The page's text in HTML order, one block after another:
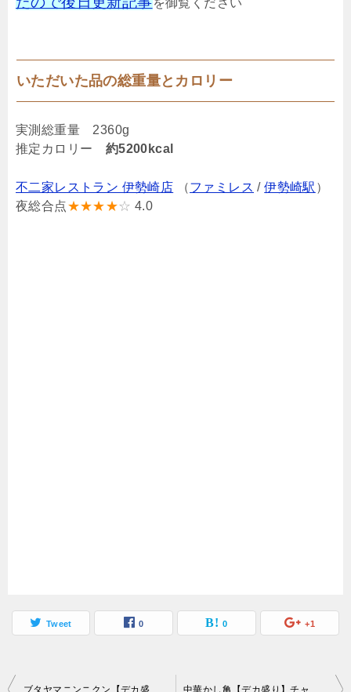
いただいた品の総重量とカロリー
実測総重量 2360g
推定カロリー 約5200kcal
不二家レストラン 伊勢崎店 （ファミレス /伊勢崎駅 ）
夜総合点★★★★☆ 4.0
Tweet 0 0 +1
投